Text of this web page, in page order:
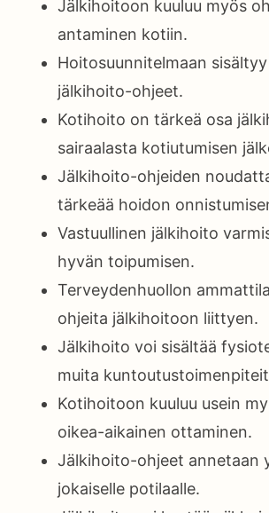
Jälkihoitoon kuuluu myös
antaminen kotiin.
Hoitosuunnitelmaan
jälkihoito-ohjeet.
Kotihoito on tärkeä osa
sairaalasta kotiutumisen
Jälkihoito-ohjeiden
tärkeää hoidon
Vastuullinen jälkihoito
hyvän toipumisen.
Terveydenhuollon
ohjeita jälkihoitoon liittyen.
Jälkihoito voi sisältää
muita
Kotihoitoon kuuluu usein
oikea-aikainen ottaminen.
Jälkihoito-ohjeet annetaan
jokaiselle potilaalle.